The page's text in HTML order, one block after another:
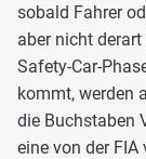
sobald Fahrer
aber nicht
Safety-Car-
kommt, werden
die Buchstaben
eine von der